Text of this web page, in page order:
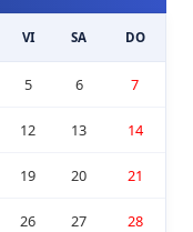
VI SA DO
5 6 7
12 13 14
19 20 21
26 27 28